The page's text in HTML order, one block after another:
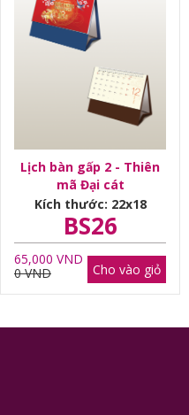
Lịch bàn gấp 2 - Thiên
mã Đại cát
Kích thước: 22x18
BS26
65,000 VND
0 VND
Cho vào giỏ